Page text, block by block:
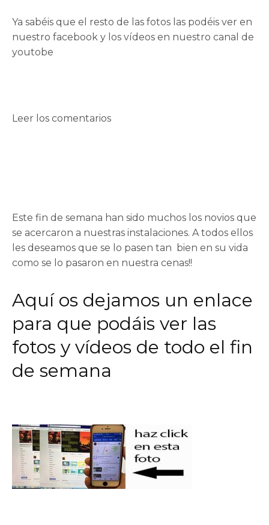
Ya sabéis que el resto de las fotos las podéis ver en
nuestro facebook y los vídeos en nuestro canal de
youtobe
Leer los comentarios
Este fin de semana han sido muchos los novios que
se acercaron a nuestras instalaciones. A todos ellos
les deseamos que se lo pasen tan bien en su vida
como se lo pasaron en nuestra cenas!!
Aquí os dejamos un enlace
para que podáis ver las
fotos y vídeos de todo el fin
de semana